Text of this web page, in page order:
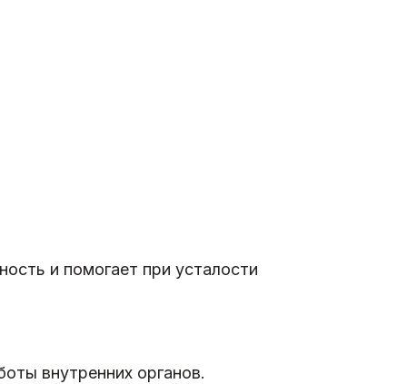
и помогает при усталости
внутренних органов.